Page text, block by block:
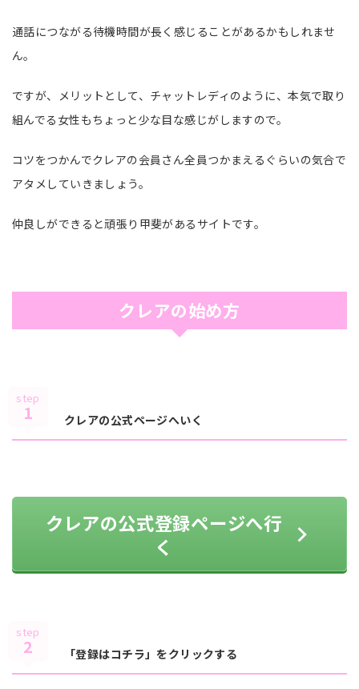
通話につながる待機時間が長く感じることがあるかもしれませ
ん。
ですが、メリットとして、チャットレディのように、本気で取り
組んでる女性もちょっと少な目な感じがしますので。
コツをつかんでクレアの会員さん全員つかまえるぐらいの気合で
アタメしていきましょう。
仲良しができると頑張り甲斐があるサイトです。
クレアの始め方
step
1 クレアの公式ページへいく
クレアの公式登録ページへ行
く
step
2 「登録はコチラ」をクリックする